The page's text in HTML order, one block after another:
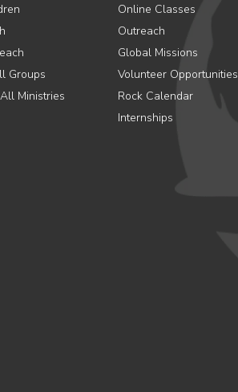
Groups
Ministries
Online Classes
Outreach
Global Missions
Volunteer Opportunities
Rock Calendar
Internships